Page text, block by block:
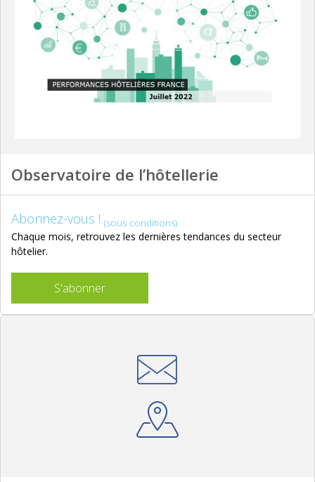
Observatoire de l’hôtellerie
Abonnez-vous ! (sous conditions)
Chaque mois, retrouvez les dernières tendances du secteur
hôtelier.
S'abonner